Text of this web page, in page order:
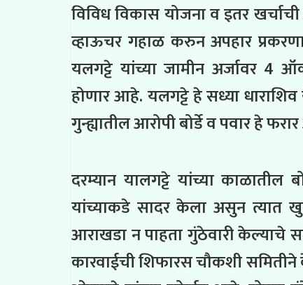
विविध विकास योजना व इतर खर्चाची
व्हाऊचर गहाळ करुन अपहार
यलगट्टे यांच्या जामीन अर्जावर 4
होणार आहे. यलगट्टे हे सध्या
गुन्ह्यातील आरोपी बोर्डे व पवार हे
दरम्यान यालगट्टे यांच्या काळातील
यांच्याकडे सादर केला असुन त्यात
आराखडा न पाहता गुंठेवारी केल्याचे
कारवाईची शिफारस चौकशी समितीने